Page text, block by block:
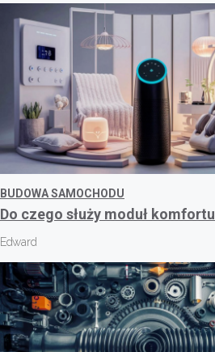
BUDOWA SAMOCHODU
Do czego służy moduł komfortu
Edward